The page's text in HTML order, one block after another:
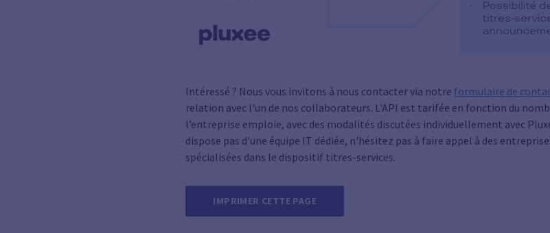
Intéressé ? Nous vous invitons à nous contacter via notre formulaire de
relation avec l'un de nos collaborateurs. L'API est tarifée en fonction du
l’entreprise emploie, avec des modalités discutées individuellement avec
dispose pas d'une équipe IT dédiée, n'hésitez pas à faire appel à des
spécialisées dans le dispositif titres-services.
IMPRIMER CETTE PAGE